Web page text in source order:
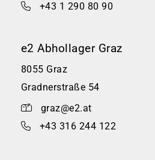
+43 1 290 80 90
e2 Abhollager Graz
8055 Graz
Gradnerstraße 54
graz@e2.at
+43 316 244 122